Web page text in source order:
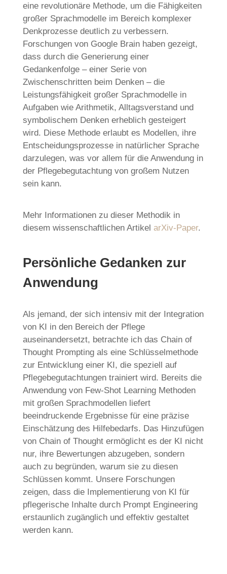
eine revolutionäre Methode, um die Fähigkeiten
großer Sprachmodelle im Bereich komplexer
Denkprozesse deutlich zu verbessern.
Forschungen von Google Brain haben gezeigt,
dass durch die Generierung einer
Gedankenfolge – einer Serie von
Zwischenschritten beim Denken – die
Leistungsfähigkeit großer Sprachmodelle in
Aufgaben wie Arithmetik, Alltagsverstand und
symbolischem Denken erheblich gesteigert
wird. Diese Methode erlaubt es Modellen, ihre
Entscheidungsprozesse in natürlicher Sprache
darzulegen, was vor allem für die Anwendung in
der Pflegebegutachtung von großem Nutzen
sein kann.
Mehr Informationen zu dieser Methodik in
diesem wissenschaftlichen Artikel arXiv-Paper.
Persönliche Gedanken zur
Anwendung
Als jemand, der sich intensiv mit der Integration
von KI in den Bereich der Pflege
auseinandersetzt, betrachte ich das Chain of
Thought Prompting als eine Schlüsselmethode
zur Entwicklung einer KI, die speziell auf
Pflegebegutachtungen trainiert wird. Bereits die
Anwendung von Few-Shot Learning Methoden
mit großen Sprachmodellen liefert
beeindruckende Ergebnisse für eine präzise
Einschätzung des Hilfebedarfs. Das Hinzufügen
von Chain of Thought ermöglicht es der KI nicht
nur, ihre Bewertungen abzugeben, sondern
auch zu begründen, warum sie zu diesen
Schlüssen kommt. Unsere Forschungen
zeigen, dass die Implementierung von KI für
pflegerische Inhalte durch Prompt Engineering
erstaunlich zugänglich und effektiv gestaltet
werden kann.